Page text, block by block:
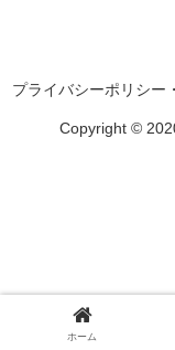
プライバシーポリシー
Copyright ©
ホーム